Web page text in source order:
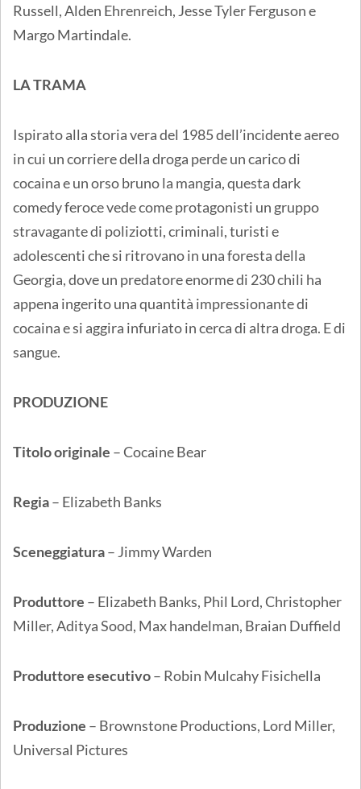
Russell, Alden Ehrenreich, Jesse Tyler Ferguson e
Margo Martindale.
LA TRAMA
Ispirato alla storia vera del 1985 dell’incidente aereo
in cui un corriere della droga perde un carico di
cocaina e un orso bruno la mangia, questa dark
comedy feroce vede come protagonisti un gruppo
stravagante di poliziotti, criminali, turisti e
adolescenti che si ritrovano in una foresta della
Georgia, dove un predatore enorme di 230 chili ha
appena ingerito una quantità impressionante di
cocaina e si aggira infuriato in cerca di altra droga. E di
sangue.
PRODUZIONE
Titolo originale – Cocaine Bear
Regia– Elizabeth Banks
Sceneggiatura– Jimmy Warden
Produttore – Elizabeth Banks, Phil Lord, Christopher
Miller, Aditya Sood, Max handelman, Braian Duffield
Produttore esecutivo– Robin Mulcahy Fisichella
Produzione – Brownstone Productions, Lord Miller,
Universal Pictures